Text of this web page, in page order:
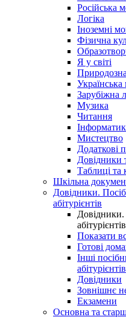
Російська
Логіка
Іноземні
Фізична
Я у світі
Українська
Зарубіжна
Музика
Читання
Мистецтво
Додаткові
Довідники
Таблиці та
Шкільна
Довідники.
абітурієнтів
Довідники.
абітурієнтів
Показати
Готові
Інші
абітурієнтів
Довідники
Зовнішнє
Екзамени
Основна та